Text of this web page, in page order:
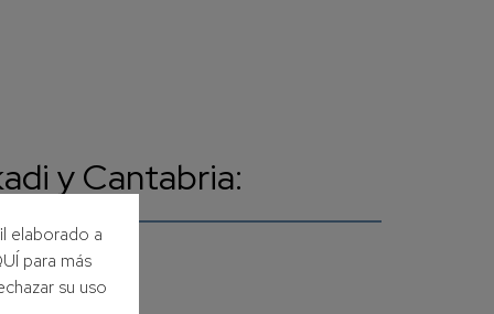
y Cantabria:
elaborado a
para más
su uso